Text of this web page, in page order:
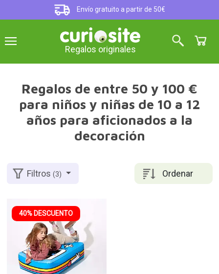
Envío gratuito a partir de 50€
Regalos originales
Regalos de entre 50 y 100 €
para niños y niñas de 10 a 12
años para aficionados a la
decoración
Ordenar
Filtros(3)
40% DESCUENTO